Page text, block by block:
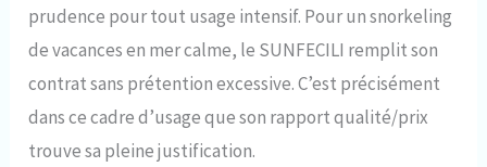
prudence pour tout usage intensif. Pour un snorkeling
de vacances en mer calme, le SUNFECILI remplit son
contrat sans prétention excessive. C’est précisément
dans ce cadre d’usage que son rapport qualité/prix
trouve sa pleine justification.